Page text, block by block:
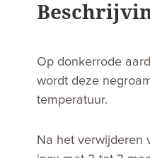
Op donkerrode
wordt deze
temperatuur.
Na het verwijderen